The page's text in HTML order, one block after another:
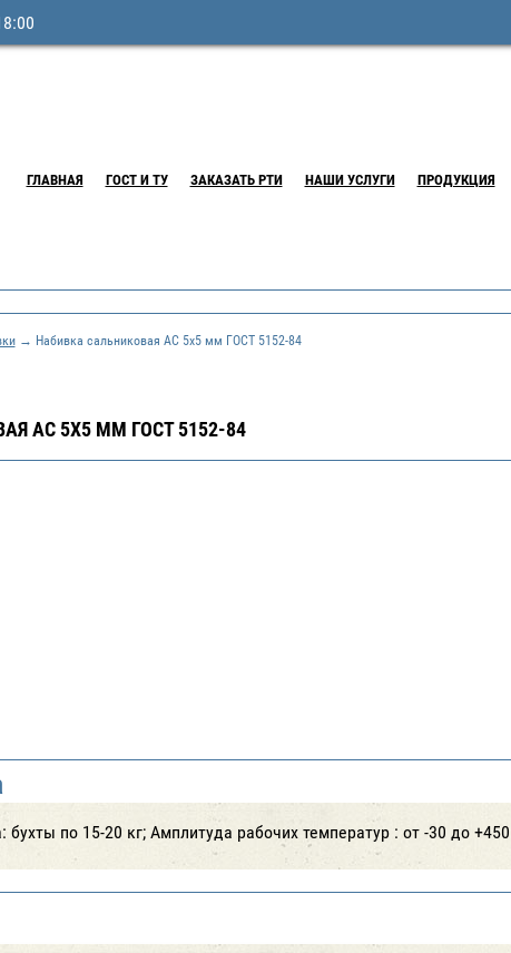
ГЛАВНАЯ ГОСТ И ТУ ЗАКАЗАТЬ РТИ НАШИ УСЛУГИ ПРОДУКЦИЯ
→ Набивка сальниковая АС 5х5 мм ГОСТ 5152-84
АС 5Х5 ММ ГОСТ 5152-84
по 15-20 кг; Амплитуда рабочих температур : от -30 до